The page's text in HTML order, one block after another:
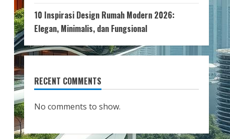
10 Inspirasi Design Rumah Modern 2026:
Elegan, Minimalis, dan Fungsional
RECENT COMMENTS
No comments to show.